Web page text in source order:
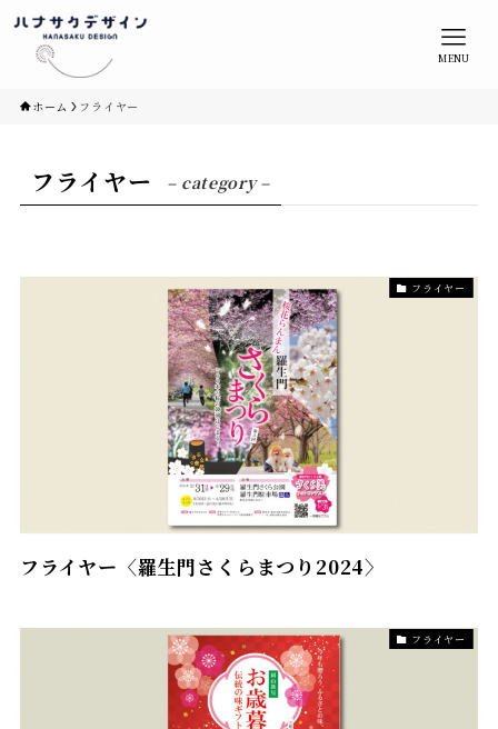
MENU
ホーム フライヤー
フライヤー – category –
フライヤー
フライヤー〈羅生門さくらまつり2024〉
フライヤー